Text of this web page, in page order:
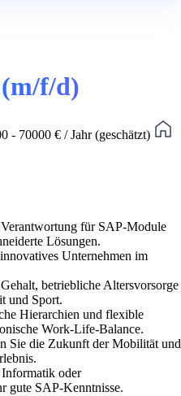
f/d)
- 70000 € / Jahr (geschätzt)
für SAP-Module
Lösungen.
Unternehmen im
betriebliche Altersvorsorge
und Sport.
Hierarchien und flexible
Work-Life-Balance.
Sie die Zukunft der Mobilität und
oder
gute SAP-Kenntnisse.